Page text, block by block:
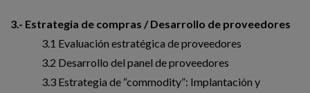
3.- Estrategia de compras / Desarrollo de proveedores
3.1 Evaluación estratégica de proveedores
3.2 Desarrollo del panel de proveedores
3.3 Estrategia de “commodity”: Implantación y